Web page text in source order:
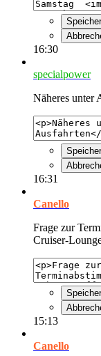
16:30
specialpower
Näheres unter
16:31
Canello
Frage zur
Cruiser-
15:13
Canello